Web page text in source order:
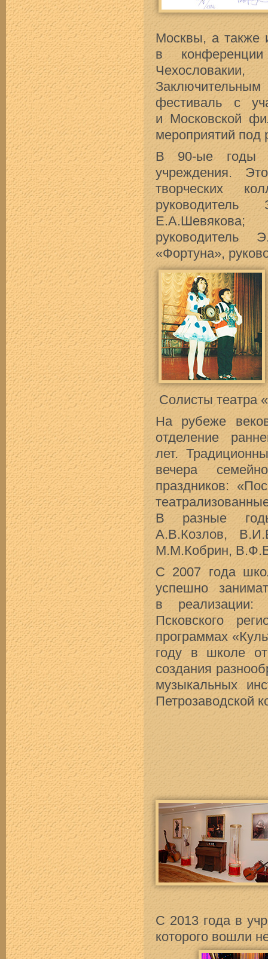
Москвы, а также
в
фестиваль с
и Московской
мероприятий под
В 90-ые годы
учреждения.
творческих
Е.А.Шевякова;
руководитель
«Фортуна»,
Солисты театра
На рубеже
отделение
лет.
вечера
праздников:
В разные
А.В.Козлов,
М.М.Кобрин,
С 2007 года
успешно
в реализации:
Псковского
программах
году в школе
создания
музыкальных
Петрозаводской
С 2013 года в
которого вошли